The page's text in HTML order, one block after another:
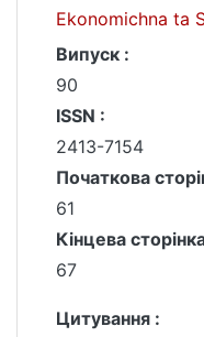
Ekonomichna ta
Випуск :
90
ISSN :
2413-7154
Початкова
61
Кінцева
67
Цитування :